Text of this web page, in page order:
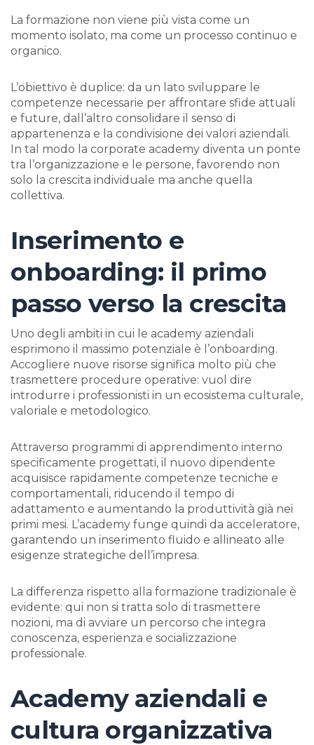
La formazione non viene più vista come un
momento isolato, ma come un processo continuo e
organico.
L’obiettivo è duplice: da un lato sviluppare le
competenze necessarie per affrontare sfide attuali
e future, dall’altro consolidare il senso di
appartenenza e la condivisione dei valori aziendali.
In tal modo la corporate academy diventa un ponte
tra l’organizzazione e le persone, favorendo non
solo la crescita individuale ma anche quella
collettiva.
Inserimento e
onboarding: il primo
passo verso la crescita
Uno degli ambiti in cui le academy aziendali
esprimono il massimo potenziale è l’onboarding.
Accogliere nuove risorse significa molto più che
trasmettere procedure operative: vuol dire
introdurre i professionisti in un ecosistema culturale,
valoriale e metodologico.
Attraverso programmi di apprendimento interno
specificamente progettati, il nuovo dipendente
acquisisce rapidamente competenze tecniche e
comportamentali, riducendo il tempo di
adattamento e aumentando la produttività già nei
primi mesi. L’academy funge quindi da acceleratore,
garantendo un inserimento fluido e allineato alle
esigenze strategiche dell’impresa.
La differenza rispetto alla formazione tradizionale è
evidente: qui non si tratta solo di trasmettere
nozioni, ma di avviare un percorso che integra
conoscenza, esperienza e socializzazione
professionale.
Academy aziendali e
cultura organizzativa